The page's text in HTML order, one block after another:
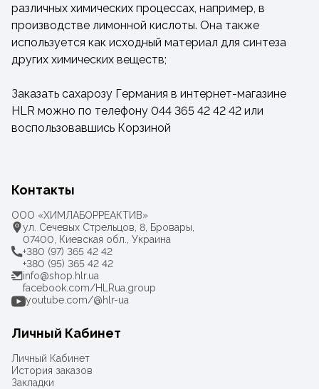
различных химических процессах, например, в
производстве лимонной кислоты. Она также
используется как исходный материал для синтеза
других химических веществ;
Заказать сахарозу Германия в интернет-магазине
HLR можно по телефону 044 365 42 42 42 или
воспользовавшись Корзиной
Контакты
ООО «ХИМЛАБОРРЕАКТИВ»
ул. Сечевых Стрельцов, 8, Бровары,
07400, Киевская обл., Украина
+380 (97) 365 42 42
+380 (95) 365 42 42
info@shop.hlr.ua
facebook.com/HLRua.group
youtube.com/@hlr-ua
Личный Кабинет
Личный Кабинет
История заказов
Закладки